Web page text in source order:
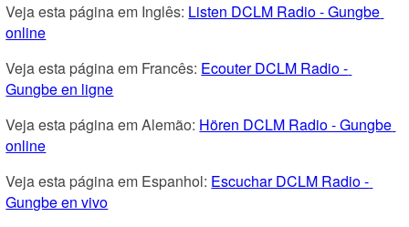
Veja esta página em Inglês: Listen DCLM Radio - Gungbe
online
Veja esta página em Francês: Ecouter DCLM Radio -
Gungbe en ligne
Veja esta página em Alemão: Hören DCLM Radio - Gungbe
online
Veja esta página em Espanhol: Escuchar DCLM Radio -
Gungbe en vivo